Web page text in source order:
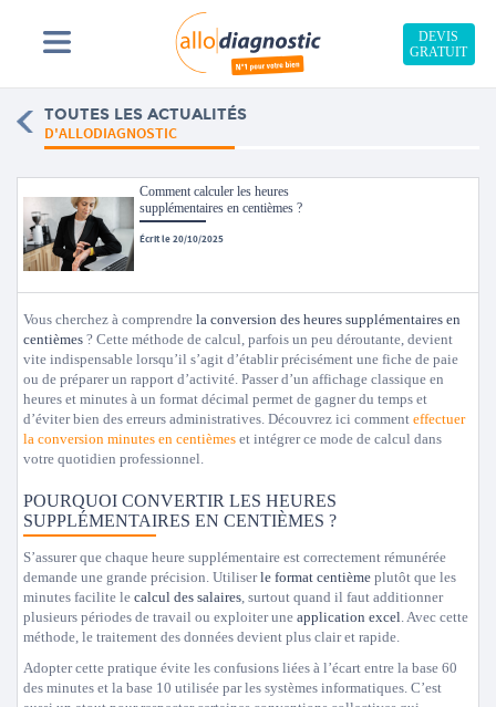
DEVIS
GRATUIT
TOUTES LES ACTUALITÉS
D'ALLODIAGNOSTIC
Comment calculer les heures
supplémentaires en centièmes ?
Écrit le 20/10/2025
Vous cherchez à comprendre la conversion des heures supplémentaires en
centièmes ? Cette méthode de calcul, parfois un peu déroutante, devient
vite indispensable lorsqu’il s’agit d’établir précisément une fiche de paie
ou de préparer un rapport d’activité. Passer d’un affichage classique en
heures et minutes à un format décimal permet de gagner du temps et
d’éviter bien des erreurs administratives. Découvrez ici comment effectuer
la conversion minutes en centièmes et intégrer ce mode de calcul dans
votre quotidien professionnel.
POURQUOI CONVERTIR LES HEURES
SUPPLÉMENTAIRES EN CENTIÈMES ?
S’assurer que chaque heure supplémentaire est correctement rémunérée
demande une grande précision. Utiliserle format centième plutôt que les
minutes facilite le calcul des salaires, surtout quand il faut additionner
plusieurs périodes de travail ou exploiter une application excel. Avec cette
méthode, le traitement des données devient plus clair et rapide.
Adopter cette pratique évite les confusions liées à l’écart entre la base 60
des minutes et la base 10 utilisée par les systèmes informatiques. C’est